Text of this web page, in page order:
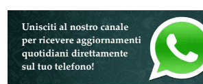
Vai
contenuto